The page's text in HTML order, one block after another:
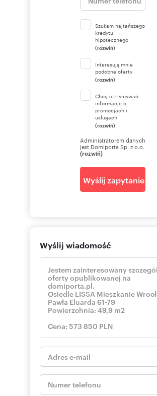
Szukam najtańszego
kredytu
hipotecznego
(rozwiń)
Interesują mnie
podobne oferty
(rozwiń)
Chcę otrzymywać
informacje o
promocjach i
usługach.
(rozwiń)
Administratorem danych
jest Domiporta Sp. z o.o.
(rozwiń)
Wyślij zapytanie
Wyślij wiadomość